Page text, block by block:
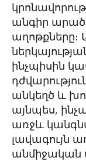
անգիր արած
աղոթքները։
ինչպիսին
անկեղծ և
այնպես,
առջև
լավագույն
անմիջական